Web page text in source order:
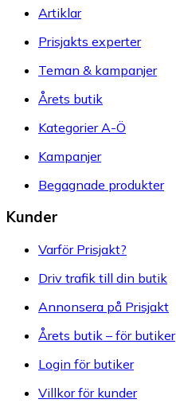
Artiklar
Prisjakts experter
Teman & kampanjer
Årets butik
Kategorier A-Ö
Kampanjer
Begagnade produkter
Kunder
Varför Prisjakt?
Driv trafik till din butik
Annonsera på Prisjakt
Årets butik – för butiker
Login för butiker
Villkor för kunder